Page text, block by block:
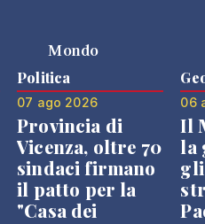
Mondo
Politica
07 ago 2026
Provincia di
Vicenza, oltre 70
sindaci firmano
il patto per la
"Casa dei
06
Il
la